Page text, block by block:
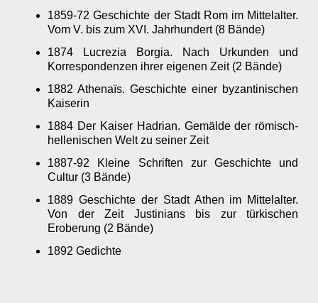
1859-72 Geschichte der Stadt Rom im Mittelalter.
Vom V. bis zum XVI. Jahrhundert (8 Bände)
1874 Lucrezia Borgia. Nach Urkunden und
Korrespondenzen ihrer eigenen Zeit (2 Bände)
1882 Athenaïs. Geschichte einer byzantinischen
Kaiserin
1884 Der Kaiser Hadrian. Gemälde der römisch-
hellenischen Welt zu seiner Zeit
1887-92 Kleine Schriften zur Geschichte und
Cultur (3 Bände)
1889 Geschichte der Stadt Athen im Mittelalter.
Von der Zeit Justinians bis zur türkischen
Eroberung (2 Bände)
1892 Gedichte